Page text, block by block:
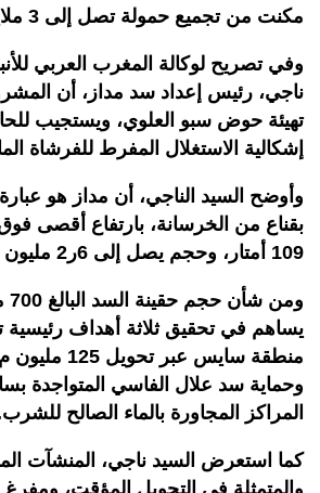
مكنت من تجميع حمولة تصل إلى 3 ملايين متر مكعب.
وفي تصريح لوكالة المغرب العربي
ناجي، رئيس إعداد سد مداز، أن
تهيئة حوض سبو العلوي، ويستجيب
إشكالية الاستغلال المفرط للفرشاة
وأوضح السيد الناجي، أن مداز هو
بقناع من الخرسانة، بارتفاع أقصى
109 أمتار، وحجم يصل إلى 6ر2 مليون متر مكعب.
يساهم في تحقيق ثلاثة أهداف
وحماية سد علال الفاسي المتواجدة
المراكز المجاورة بالماء الصالح
كما استعرض السيد ناجي، المنشآت
والمتمثلة في التحويل المؤقت،